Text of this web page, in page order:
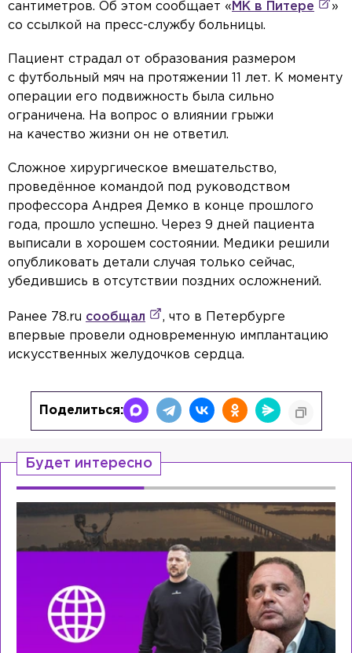
сантиметров. Об этом сообщает « МК в Питере
»
со ссылкой на пресс-службу больницы.
Пациент страдал от образования размером
с футбольный мяч на протяжении 11 лет. К моменту
операции его подвижность была сильно
ограничена. На вопрос о влиянии грыжи
на качество жизни он не ответил.
Сложное хирургическое вмешательство,
проведённое командой под руководством
профессора Андрея Демко в конце прошлого
года, прошло успешно. Через 9 дней пациента
выписали в хорошем состоянии. Медики решили
опубликовать детали случая только сейчас,
убедившись в отсутствии поздних осложнений.
Ранее 78.ru сообщал
, что в Петербурге
впервые провели одновременную имплантацию
искусственных желудочков сердца.
Поделиться:
Будет интересно